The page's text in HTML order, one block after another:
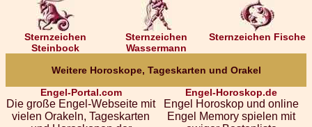
Sternzeichen
Steinbock
Sternzeichen
Wassermann
Sternzeichen Fische
Weitere Horoskope, Tageskarten und Orakel
Engel-Portal.com
Die große Engel-Webseite mit
vielen Orakeln, Tageskarten
Engel-Horoskop.de
Engel Horoskop und online
Engel Memory spielen mit